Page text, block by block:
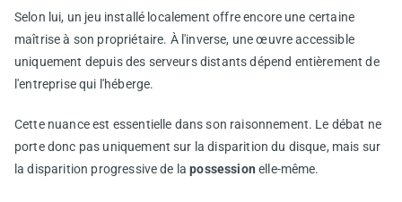
Selon lui, un jeu installé localement offre encore une certaine
maîtrise à son propriétaire. À l'inverse, une œuvre accessible
uniquement depuis des serveurs distants dépend entièrement de
l'entreprise qui l'héberge.
Cette nuance est essentielle dans son raisonnement. Le débat ne
porte donc pas uniquement sur la disparition du disque, mais sur
la disparition progressive de lapossession elle-même.